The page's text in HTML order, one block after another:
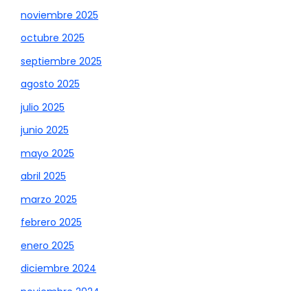
noviembre 2025
octubre 2025
septiembre 2025
agosto 2025
julio 2025
junio 2025
mayo 2025
abril 2025
marzo 2025
febrero 2025
enero 2025
diciembre 2024